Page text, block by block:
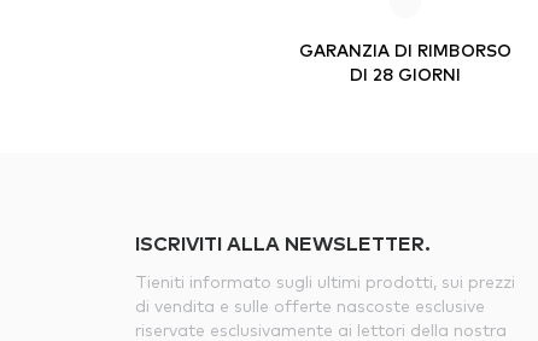
GARANZIA DI RIMBORSO
DI 28 GIORNI
ISCRIVITI ALLA NEWSLETTER.
Tieniti informato sugli ultimi prodotti, sui prezzi
di vendita e sulle offerte nascoste esclusive
riservate esclusivamente ai lettori della nostra